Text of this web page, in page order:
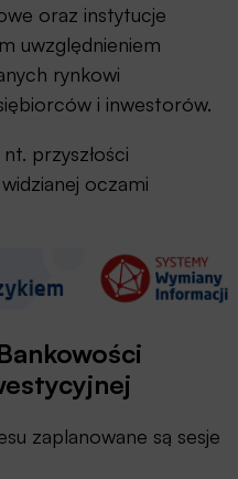
oraz instytucje
uwzględnieniem
rynkowi
i inwestorów.
przyszłości
oczami
zaplanowane są sesje